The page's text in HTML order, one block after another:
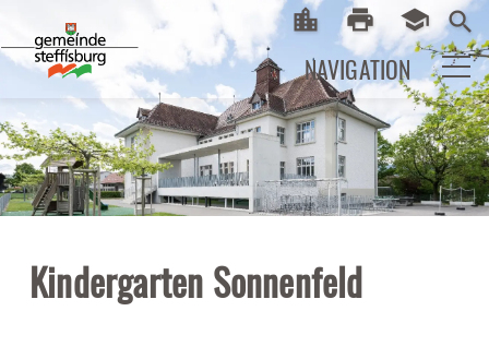
search
Startseite
location_city Print
print school
NAVIGATION
Kindergarten Sonnenfeld